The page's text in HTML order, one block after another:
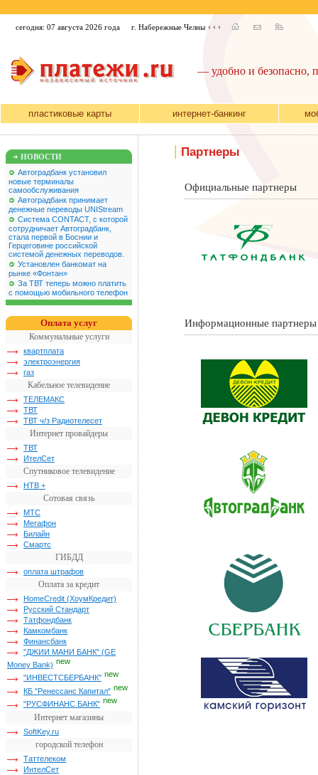
сегодня: 07 августа 2026 года г. Набережные Челны
— удобно и безопасно,
пластиковые карты интернет-банкинг
НОВОСТИ
Автоградбанк установил
новые терминалы
самообслуживания
Автоградбанк принимает
денежные переводы UNIStream
Система CONTACT, с которой
сотрудничает Автоградбанк,
стала первой в Боснии и
Герцеговине российской
системой денежных переводов.
Установлен банкомат на
рынке «Фонтан»
За ТВТ теперь можно платить
с помощью мобильного телефон
Оплата услуг
Коммунальные услуги
квартплата
электроэнергия
газ
Кабельное телевидение
ТЕЛЕМАКС
ТВТ
ТВТ ч/з Радиотелесет
Интернет провайдеры
ТВТ
ИтелСет
Спутниковое телевидение
НТВ +
Сотовая связь
МТС
Мегафон
Билайн
Смартс
ГИБДД
оплата штрафов
Оплата за кредит
HomeCredit (ХоумКредит)
Русский Стандарт
Татфондбанк
Камкомбанк
Финансбанк
"ДЖИИ МАНИ БАНК" (GE
Money Bank) new
"ИНВЕСТСБЕРБАНК" new
КБ "Ренессанс Капитал" new
"РУСФИНАНС БАНК" new
Интернет магазины
SoftKey.ru
городской телефон
Таттелеком
ИнтелСет
| Партнеры
Официальные партнеры
Информационные партнеры